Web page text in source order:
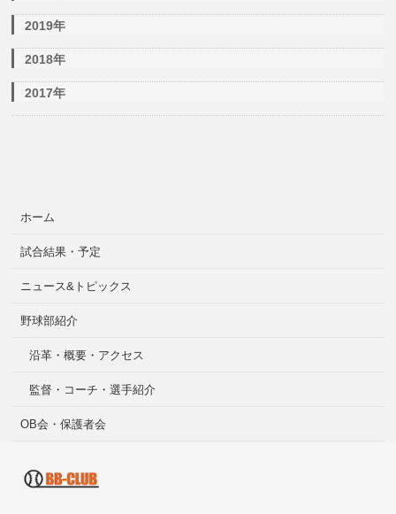
2019年
2018年
2017年
ホーム
試合結果・予定
ニュース&トピックス
野球部紹介
沿革・概要・アクセス
監督・コーチ・選手紹介
OB会・保護者会